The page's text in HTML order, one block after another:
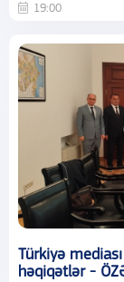
19:00
Türkiyə
həqiqətlər -